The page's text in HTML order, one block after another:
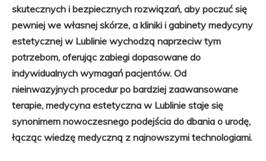
skutecznych i bezpiecznych rozwiązań, aby poczuć się
pewniej we własnej skórze, a kliniki i gabinety medycyny
estetycznej w Lublinie wychodzą naprzeciw tym
potrzebom, oferując zabiegi dopasowane do
indywidualnych wymagań pacjentów. Od
nieinwazyjnych procedur po bardziej zaawansowane
terapie, medycyna estetyczna w Lublinie staje się
synonimem nowoczesnego podejścia do dbania o urodę,
łącząc wiedzę medyczną z najnowszymi technologiami.